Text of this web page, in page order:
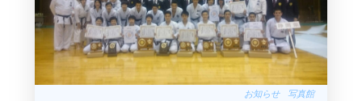
お知らせ 写真館